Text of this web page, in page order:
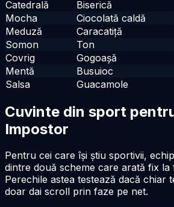
Catedrală
Biserică
Mocha
Ciocolată caldă
Meduză
Caracatiță
Somon
Ton
Covrig
Gogoașă
Mentă
Busuioc
Salsa
Guacamole
Cuvinte din sport
Impostor
Pentru cei care își știu sportivii,
dintre două scheme care arată fix la
Perechile astea testează dacă chiar
doar dai scroll prin faze pe net.